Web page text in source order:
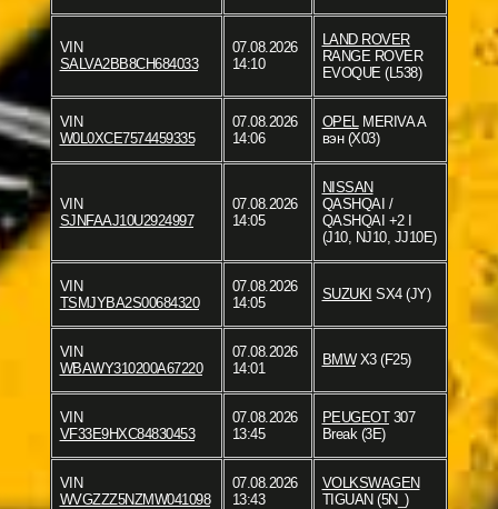
VIN
SALVA2BB8CH684033
07.08.2026
14:10
LAND ROVER
RANGE ROVER
EVOQUE (L538)
VIN
W0L0XCE7574459335
07.08.2026
14:06
OPELMERIVA A
вэн (X03)
VIN
SJNFAAJ10U2924997
07.08.2026
14:05
NISSAN
QASHQAI /
QASHQAI +2 I
(J10, NJ10, JJ10E)
VIN
TSMJYBA2S00684320
07.08.2026
14:05
SUZUKI SX4 (JY)
VIN
WBAWY310200A67220
07.08.2026
14:01
BMWX3 (F25)
VIN
VF33E9HXC84830453
07.08.2026
13:45
PEUGEOT307
Break (3E)
VIN
WVGZZZ5NZMW041098
07.08.2026
13:43
VOLKSWAGEN
TIGUAN (5N_)